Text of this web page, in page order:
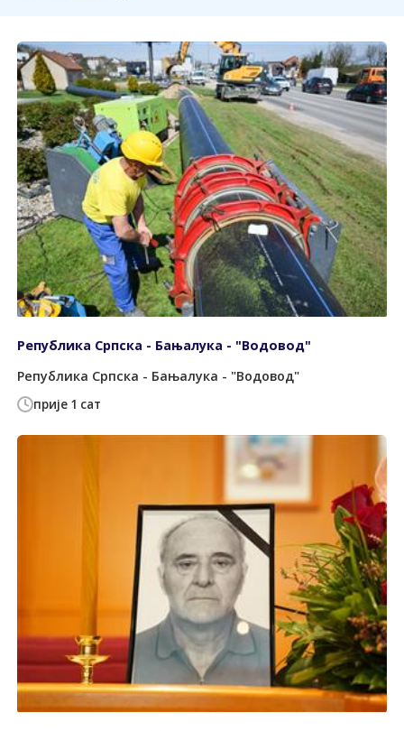
прије 1 сат
Република Српска - Бањалука - "Водовод"
Република Српска - Бањалука - "Водовод"